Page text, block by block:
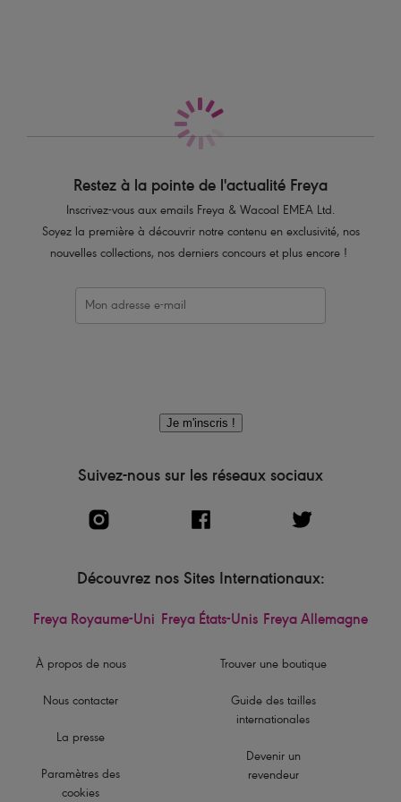
Couture cachée sur le décolleté pour un look brassière lisse et sans
coutures
épaules ou en dos croisé
Code produit : AS7239PLK
À propos de nous
Nous contacter
La presse
Paramètres des
cookies
Restez à la pointe de l'actualité Freya
Inscrivez-vous aux emails Freya & Wacoal EMEA Ltd.
Soyez la première à découvrir notre contenu en exclusivité, nos
nouvelles collections, nos derniers concours et plus encore !
Je m'inscris !
Suivez-nous sur les réseaux sociaux
Découvrez nos Sites Internationaux:
Freya Royaume-Uni Freya États-Unis Freya Allemagne
Trouver une boutique
Guide des tailles
internationales
Devenir un
revendeur